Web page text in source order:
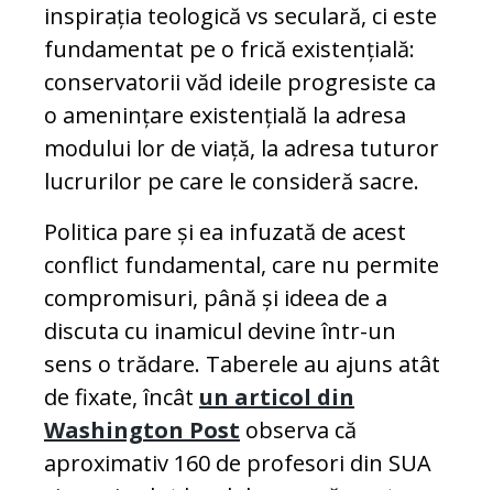
inspirația teologică vs seculară, ci este
fundamentat pe o frică existențială:
conservatorii văd ideile progresiste ca
o amenințare existențială la adresa
modului lor de viață, la adresa tuturor
lucrurilor pe care le consideră sacre.
Politica pare și ea infuzată de acest
conflict fundamental, care nu permite
compromisuri, până și ideea de a
discuta cu inamicul devine într-un
sens o trădare. Taberele au ajuns atât
de fixate, încât un articol din
Washington Post observa că
aproximativ 160 de profesori din SUA